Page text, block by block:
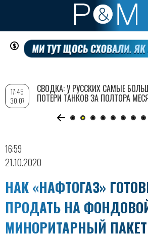
Перейти
содержанию
16:59
21.10.2020
НАК «НАФТОГАЗ»
ПРОДАТЬ НА
МИНОРИТАРНЫЙ
17:45
30.07
СВОДКА: У РУССКИХ САМЫЕ
ПОТЕРИ ТАНКОВ ЗА ПОЛТОРА